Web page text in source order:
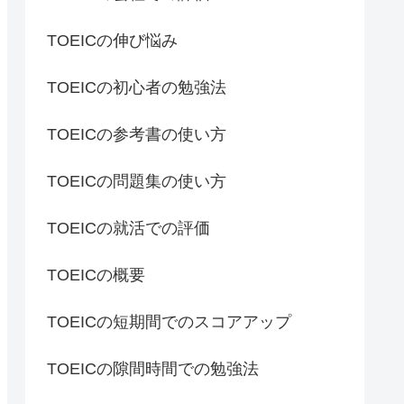
TOEICの伸び悩み
TOEICの初心者の勉強法
TOEICの参考書の使い方
TOEICの問題集の使い方
TOEICの就活での評価
TOEICの概要
TOEICの短期間でのスコアアップ
TOEICの隙間時間での勉強法